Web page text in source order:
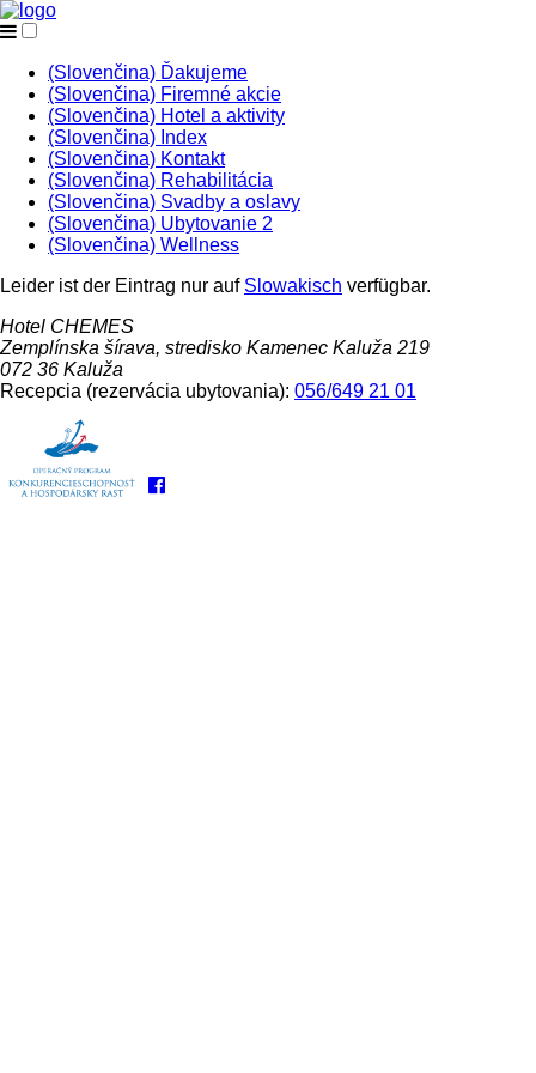
(Slovenčina) Ďakujeme
(Slovenčina) Firemné akcie
(Slovenčina) Hotel a aktivity
(Slovenčina) Index
(Slovenčina) Kontakt
(Slovenčina) Rehabilitácia
(Slovenčina) Svadby a oslavy
(Slovenčina) Ubytovanie 2
(Slovenčina) Wellness
Leider ist der Eintrag nur auf Slowakisch verfügbar.
Hotel CHEMES
Zemplínska šírava, stredisko Kamenec Kaluža 219
072 36 Kaluža
Recepcia (rezervácia ubytovania): 056/649 21 01